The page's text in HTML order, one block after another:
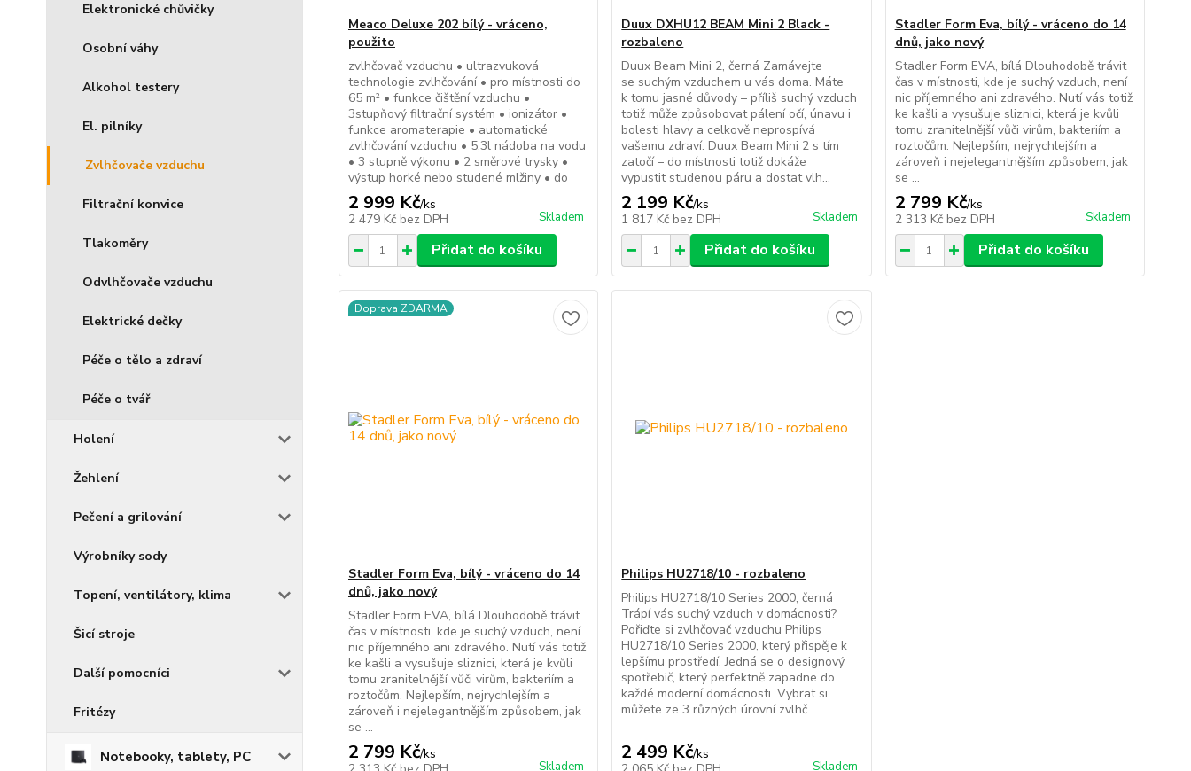
Elektronické chůvičky
Osobní váhy
Alkohol testery
El. pilníky
Zvlhčovače vzduchu
Filtrační konvice
Tlakoměry
Odvlhčovače vzduchu
Elektrické dečky
Péče o tělo a zdraví
Péče o tvář
Holení
Žehlení
Pečení a grilování
Výrobníky sody
Topení, ventilátory, klima
Šicí stroje
Další pomocníci
Fritézy
Notebooky, tablety, PC
Meaco Deluxe 202 bílý - vráceno,
použito
zvlhčovač vzduchu • ultrazvuková
technologie zvlhčování • pro místnosti do
65 m² • funkce čištění vzduchu •
3stupňový filtrační systém • ionizátor •
funkce aromaterapie • automatické
zvlhčování vzduchu • 5,3l nádoba na vodu
• 3 stupně výkonu • 2 směrové trysky •
výstup horké nebo studené mlžiny • do
2 999 Kč/ks
2 479 Kč bez DPH Skladem
Přidat do košíku
Duux DXHU12 BEAM Mini 2 Black -
rozbaleno
Duux Beam Mini 2, černá Zamávejte
se suchým vzduchem u vás doma. Máte
k tomu jasné důvody – příliš suchý vzduch
totiž může způsobovat pálení očí, únavu i
bolesti hlavy a celkově neprospívá
vašemu zdraví. Duux Beam Mini 2 s tím
zatočí – do místnosti totiž dokáže
vypustit studenou páru a dostat vlh...
2 199 Kč/ks
1 817 Kč bez DPH Skladem
Přidat do košíku
Stadler Form Eva, bílý - vráceno do 14
dnů, jako nový
Stadler Form EVA, bílá Dlouhodobě trávit
čas v místnosti, kde je suchý vzduch, není
nic příjemného ani zdravého. Nutí vás totiž
ke kašli a vysušuje sliznici, která je kvůli
tomu zranitelnější vůči virům, bakteriím a
roztočům. Nejlepším, nejrychlejším a
zároveň i nejelegantnějším způsobem, jak
se ...
2 799 Kč/ks
2 313 Kč bez DPH Skladem
Přidat do košíku
Doprava ZDARMA
Stadler Form Eva, bílý - vráceno do 14
dnů, jako nový
Stadler Form EVA, bílá Dlouhodobě trávit
čas v místnosti, kde je suchý vzduch, není
nic příjemného ani zdravého. Nutí vás totiž
ke kašli a vysušuje sliznici, která je kvůli
tomu zranitelnější vůči virům, bakteriím a
roztočům. Nejlepším, nejrychlejším a
zároveň i nejelegantnějším způsobem, jak
se ...
2 799 Kč/ks
Skladem
Philips HU2718/10 - rozbaleno
Philips HU2718/10 Series 2000, černá
Trápí vás suchý vzduch v domácnosti?
Pořiďte si zvlhčovač vzduchu Philips
HU2718/10 Series 2000, který přispěje k
lepšímu prostředí. Jedná se o designový
spotřebič, který perfektně zapadne do
každé moderní domácnosti. Vybrat si
můžete ze 3 různých úrovní zvlhč...
2 499 Kč/ks
Skladem